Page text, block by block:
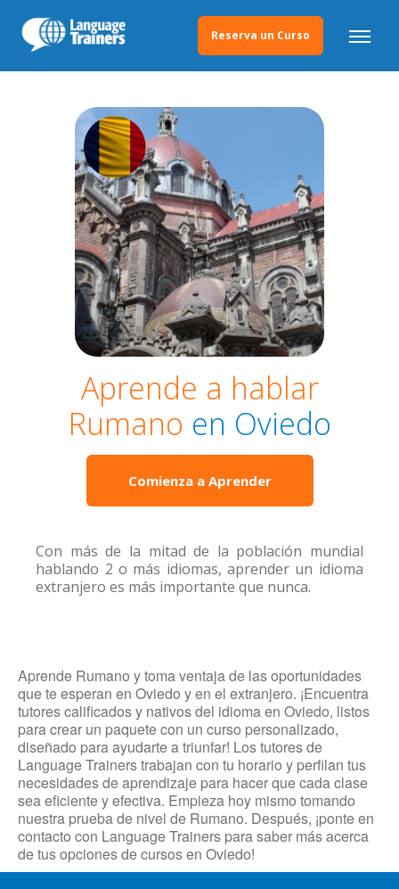
Reserva un Curso
Aprende a hablar
Rumano en Oviedo
Comienza a Aprender
Con más de la mitad de la población mundial
hablando 2 o más idiomas, aprender un idioma
extranjero es más importante que nunca.
Aprende Rumano y toma ventaja de las oportunidades
que te esperan en Oviedo y en el extranjero. ¡Encuentra
tutores calificados y nativos del idioma en Oviedo, listos
para crear un paquete con un curso personalizado,
diseñado para ayudarte a triunfar! Los tutores de
Language Trainers trabajan con tu horario y perfilan tus
necesidades de aprendizaje para hacer que cada clase
sea eficiente y efectiva. Empieza hoy mismo tomando
nuestra prueba de nivel de Rumano. Después, ¡ponte en
contacto con Language Trainers para saber más acerca
de tus opciones de cursos en Oviedo!